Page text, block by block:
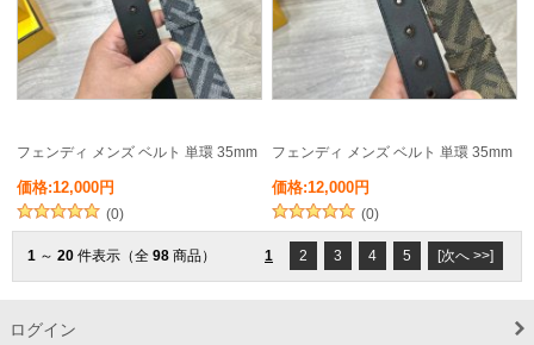
フェンディ メンズ ベルト 単環 35mm
価格:12,000円
(0)
フェンディ メンズ ベルト 単環 35mm
価格:12,000円
(0)
1 ～ 20 件表示（全 98 商品） 1 2 3 4 5 [次へ >>]
ログイン